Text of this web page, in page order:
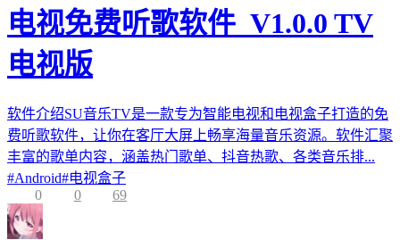
电视免费听歌软件_V1.0.0 TV
电视版
软件介绍SU音乐TV是一款专为智能电视和电视盒子打造的免
费听歌软件，让你在客厅大屏上畅享海量音乐资源。软件汇聚
丰富的歌单内容，涵盖热门歌单、抖音热歌、各类音乐排...
#Android#电视盒子
0
0 69